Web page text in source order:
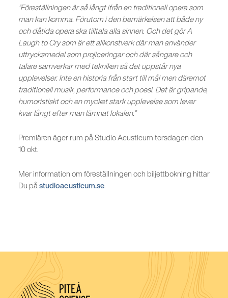
”Föreställningen är så långt ifrån en traditionell opera som
man kan komma. Förutom i den bemärkelsen att både ny
och dåtida opera ska tilltala alla sinnen. Och det gör A
Laugh to Cry som är ett allkonstverk där man använder
uttrycksmedel som projiceringar och där sångare och
talare samverkar med tekniken så det uppstår nya
upplevelser. Inte en historia från start till mål men däremot
traditionell musik, performance och poesi. Det är gripande,
humoristiskt och en mycket stark upplevelse som lever
kvar långt efter man lämnat lokalen.”
Premiären äger rum på Studio Acusticum torsdagen den
10 okt.
Mer information om föreställningen och biljettbokning hittar
Du på studioacusticum.se